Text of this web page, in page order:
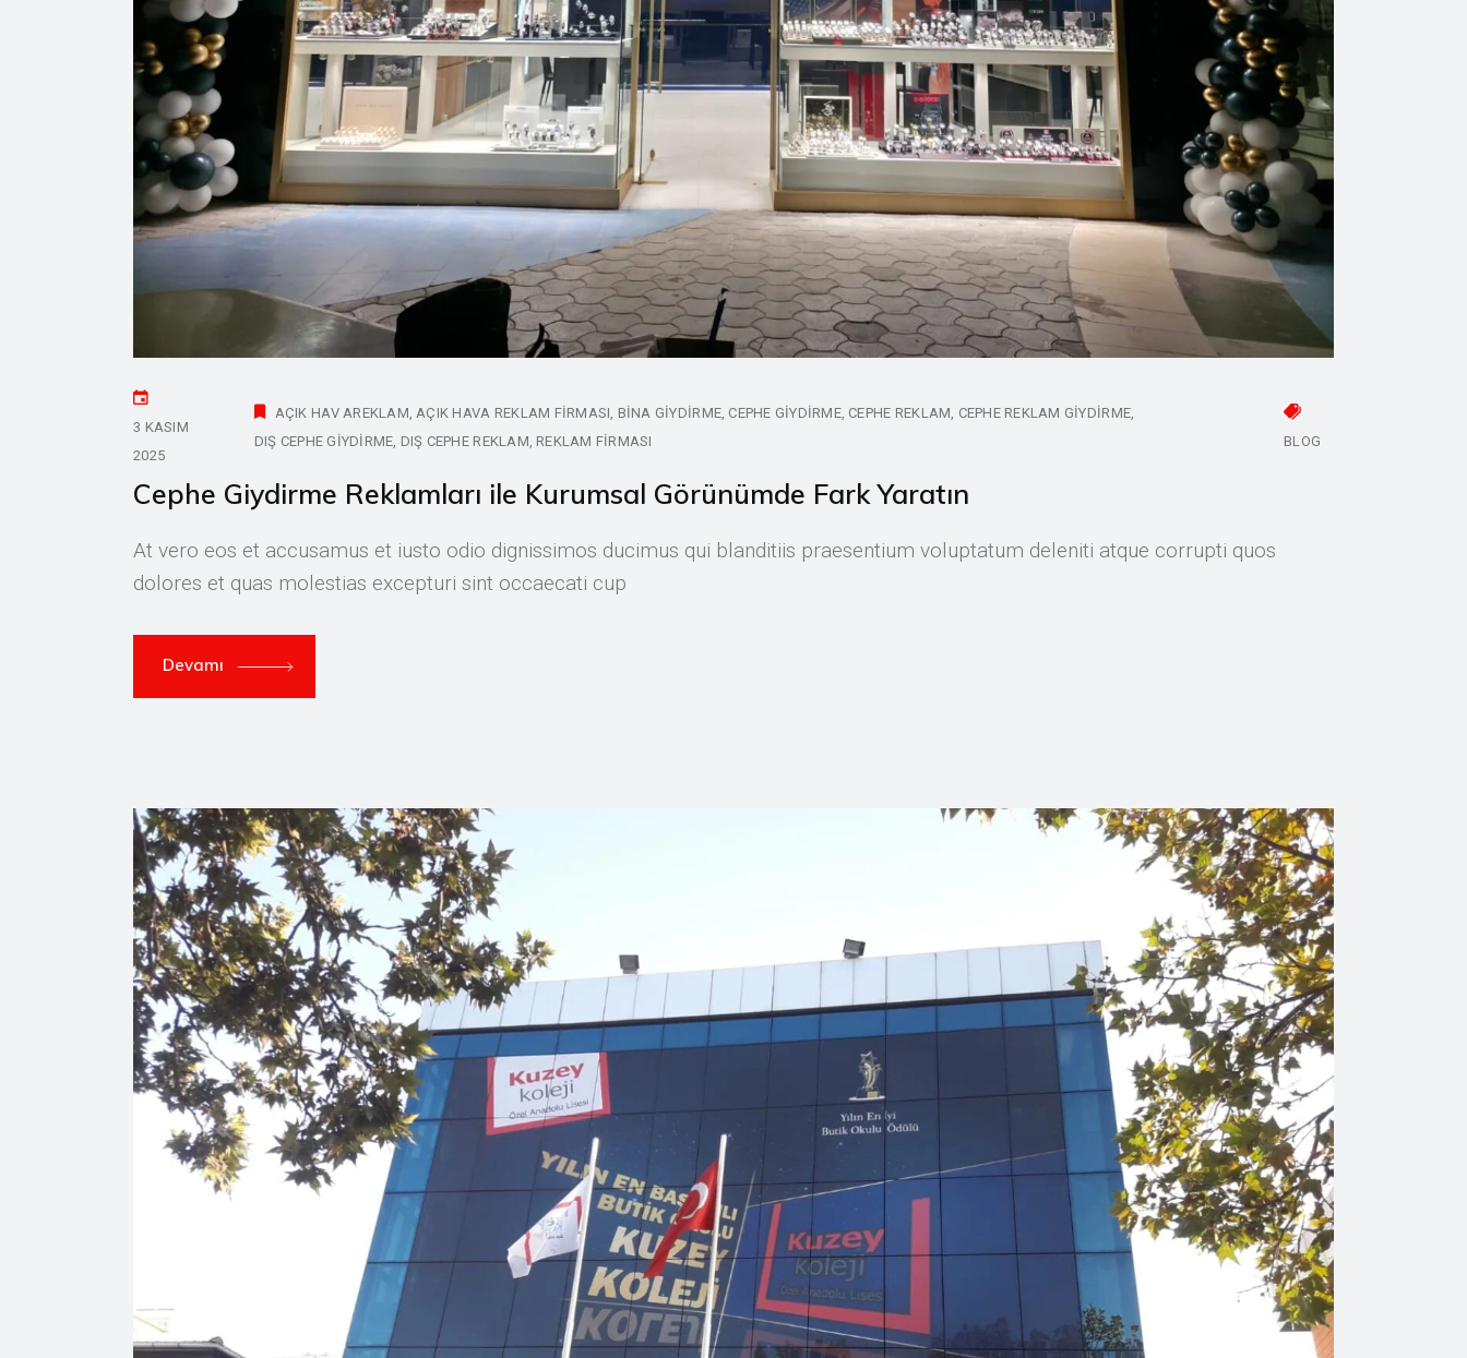
3 KASIM
2025
AÇIK HAV AREKLAM AÇIK HAVA REKLAM FIRMASI BINA GIYDIRME CEPHE GIYDIRME CEPHE REKLAM CEPHE REKLAM GIYDIRME
DIŞ CEPHE GIYDIRME DIŞ CEPHE REKLAM REKLAM FIRMASI BLOG
Cephe Giydirme Reklamları ile Kurumsal Görünümde Fark Yaratın
At vero eos et accusamus et iusto odio dignissimos ducimus qui blanditiis praesentium voluptatum deleniti atque corrupti quos
dolores et quas molestias excepturi sint occaecati cup
Devamı